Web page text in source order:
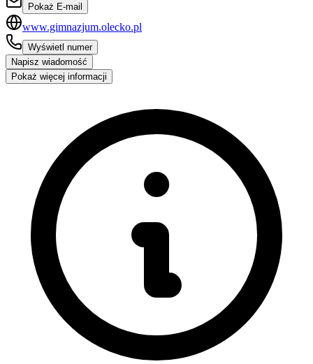
Pokaż E-mail
www.gimnazjum.olecko.pl
Wyświetl numer
Napisz wiadomość
Pokaż więcej informacji